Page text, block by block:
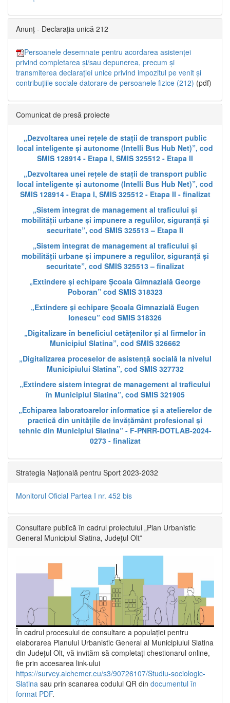
Anunț - Declarația unică 212
Persoanele desemnate pentru acordarea asistenței
privind completarea și/sau depunerea, precum și
transmiterea declarației unice privind impozitul pe venit și
contribuțiile sociale datorare de persoanele fizice (212) (pdf)
Comunicat de presă proiecte
„Dezvoltarea unei rețele de stații de transport public
local inteligente și autonome (Intelli Bus Hub Net)”, cod
SMIS 128914 - Etapa I, SMIS 325512 - Etapa II
„Dezvoltarea unei rețele de stații de transport public
local inteligente și autonome (Intelli Bus Hub Net)”, cod
SMIS 128914 - Etapa I, SMIS 325512 - Etapa II - finalizat
„Sistem integrat de management al traficului și
mobilității urbane și impunere a regulilor, siguranță și
securitate”, cod SMIS 325513 – Etapa II
„Sistem integrat de management al traficului și
mobilității urbane și impunere a regulilor, siguranță și
securitate”, cod SMIS 325513 – finalizat
„Extindere și echipare Școala Gimnazială George
Poboran” cod SMIS 318323
„Extindere și echipare Școala Gimnazială Eugen
Ionescu” cod SMIS 318326
„Digitalizare în beneficiul cetățenilor și al firmelor în
Municipiul Slatina”, cod SMIS 326662
„Digitalizarea proceselor de asistență socială la nivelul
Municipiului Slatina”, cod SMIS 327732
„Extindere sistem integrat de management al traficului
în Municipiul Slatina”, cod SMIS 321905
„Echiparea laboratoarelor informatice și a atelierelor de
practică din unitățile de învățământ profesional și
tehnic din Municipiul Slatina” - F-PNRR-DOTLAB-2024-
0273 - finalizat
Strategia Națională pentru Sport 2023-2032
Monitorul Oficial Partea I nr. 452 bis
Consultare publică în cadrul proiectului „Plan Urbanistic
General Municipiul Slatina, Județul Olt”
În cadrul procesului de consultare a populaţiei pentru
elaborarea Planului Urbanistic General al Municipiului Slatina
din Județul Olt, vă invităm să completați chestionarul online,
fie prin accesarea link-ului
https://survey.alchemer.eu/s3/90726107/Studiu-sociologic-
Slatina sau prin scanarea codului QR din documentul în
format PDF.